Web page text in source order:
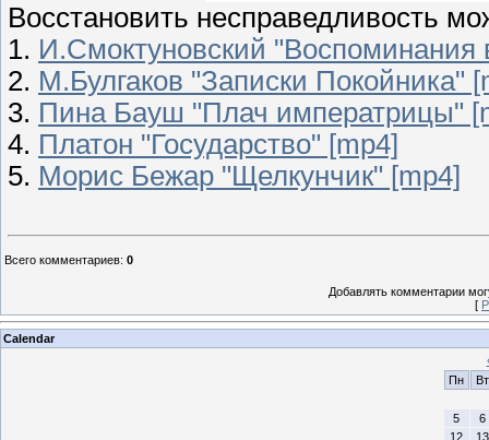
Восстановить несправедливость
1. И.Смоктуновский "Воспоминания
2. М.Булгаков "Записки Покойника"
3. Пина Бауш "Плач императрицы"
4. Платон "Государство" [mp4]
5. Морис Бежар "Щелкунчик" [mp4]
Всего комментариев: 0
Добавлять комментарии
[
Calendar
Пн
Вт
5
6
12
13